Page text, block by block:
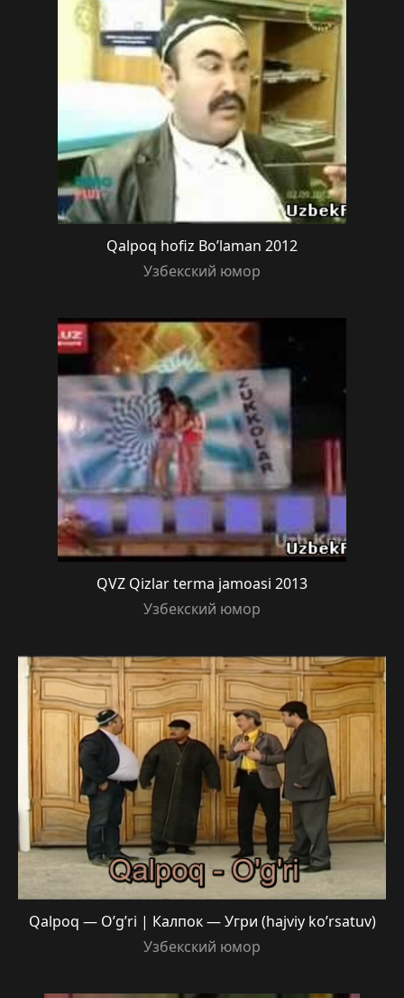
Qalpoq hofiz Bo’laman 2012
Узбекский юмор
QVZ Qizlar terma jamoasi 2013
Узбекский юмор
Qalpoq — O’g’ri | Калпок — Угри (hajviy ko’rsatuv)
Узбекский юмор